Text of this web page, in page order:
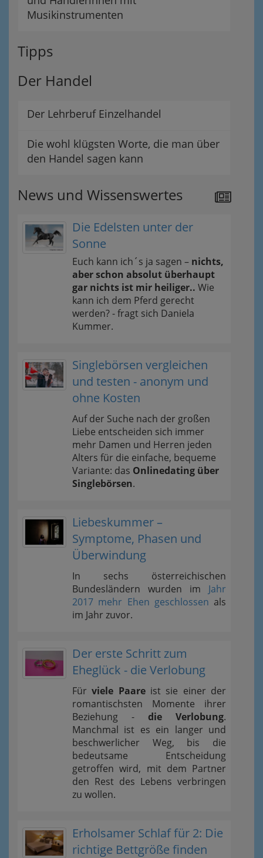
Musikinstrumenten
Tipps
Der Handel
Der Lehrberuf Einzelhandel
Die wohl klügsten Worte, die man über
den Handel sagen kann
News und Wissenswertes
Die Edelsten unter der
Sonne
Euch kann ich´s ja sagen – nichts,
aber schon absolut überhaupt
gar nichts ist mir heiliger.. Wie
kann ich dem Pferd gerecht
werden? - fragt sich Daniela
Kummer.
Singlebörsen vergleichen
und testen - anonym und
ohne Kosten
Auf der Suche nach der großen
Liebe entscheiden sich immer
mehr Damen und Herren jeden
Alters für die einfache, bequeme
Variante: das Onlinedating über
Singlebörsen.
Liebeskummer –
Symptome, Phasen und
Überwindung
In sechs österreichischen
Bundesländern wurden im Jahr
2017 mehr Ehen geschlossen als
im Jahr zuvor.
Der erste Schritt zum
Eheglück - die Verlobung
Fürviele Paareist sie einer der
romantischsten Momente ihrer
Beziehung - die Verlobung.
Manchmal ist es ein langer und
beschwerlicher Weg, bis die
bedeutsame Entscheidung
getroffen wird, mit dem Partner
den Rest des Lebens verbringen
zu wollen.
Erholsamer Schlaf für 2: Die
richtige Bettgröße finden